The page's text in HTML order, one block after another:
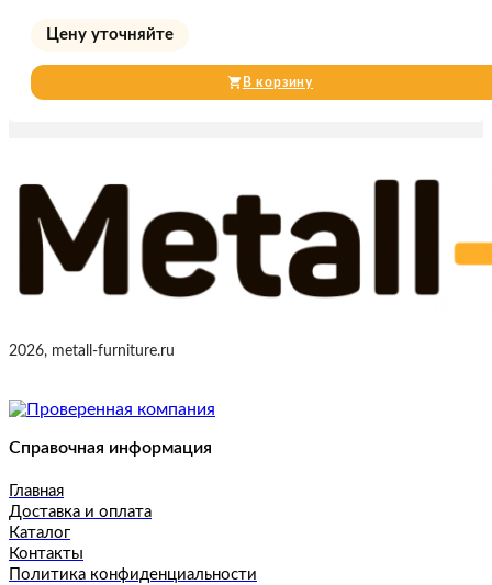
Цену уточняйте
В корзину
2026, metall-furniture.ru
Справочная информация
Главная
Доставка и оплата
Каталог
Контакты
Политика конфиденциальности